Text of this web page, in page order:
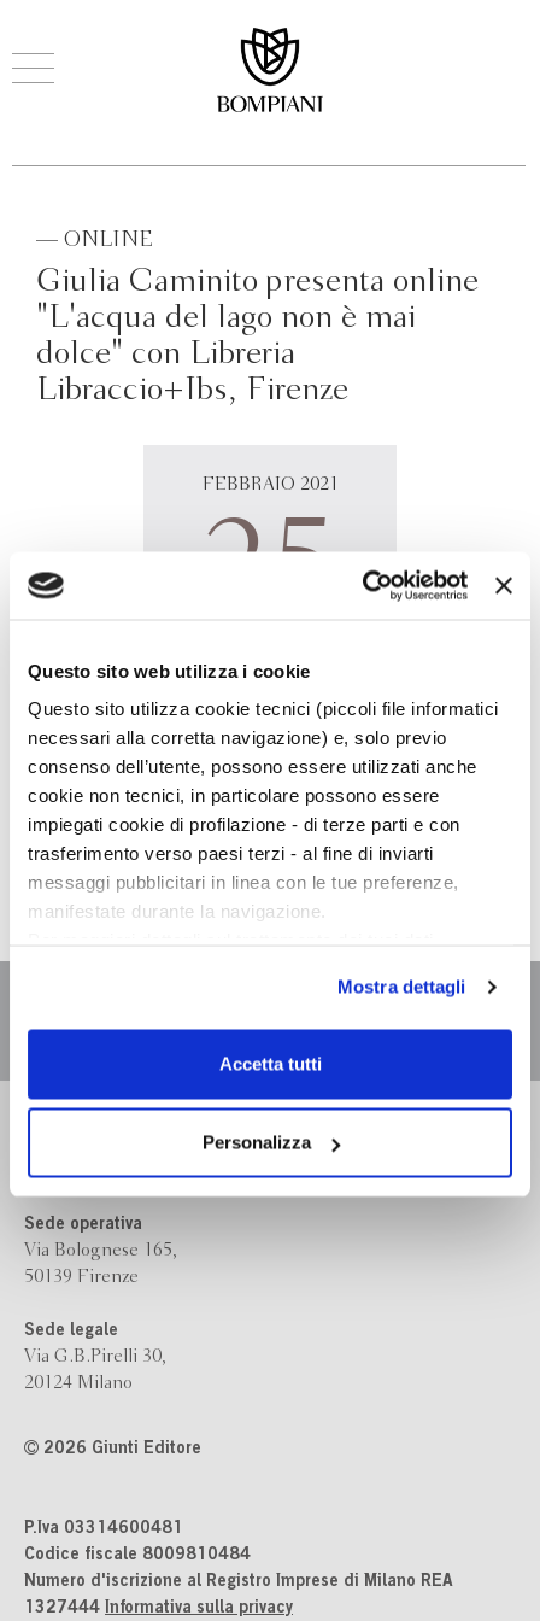
Questo sito web utilizza i cookie
Questo sito utilizza cookie tecnici (piccoli file informatici
necessari alla corretta navigazione) e, solo previo
consenso dell’utente, possono essere utilizzati anche
cookie non tecnici, in particolare possono essere
impiegati cookie di profilazione - di terze parti e con
trasferimento verso paesi terzi - al fine di inviarti
messaggi pubblicitari in linea con le tue preferenze,
manifestate durante la navigazione.
scelte privacy sui cookie, ti invitiamo a prendere visione
dell’informativa cookie.
Chiudendo il banner tramite la “X” prosegui la
dei soli cookie tecnici. Selezionando “Accetta tutti” presti
il tuo consenso alla profilazione che potrai revocare in
ogni momentoRevoca
Mostra dettagli
Accetta tutti
Personalizza
— ONLINE
Giulia Caminito presenta online
"L'acqua del lago non è mai
dolce" con Libreria
Libraccio+Ibs, Firenze
FEBBRAIO 2021
25
17:00
presenta online
L'acqua del lago non è
mai dolce
in diretta
Libraccio Firenze. Con
Alessandro Raveggi
Sede operativa
Via Bolognese 165,
50139 Firenze
Sede legale
Via G.B.Pirelli 30,
20124 Milano
2026 Giunti Editore
P.Iva 03314600481
Codice fiscale 8009810484
Numero d'iscrizione al Registro Imprese di Milano REA
1327444 Informativa sulla privacy